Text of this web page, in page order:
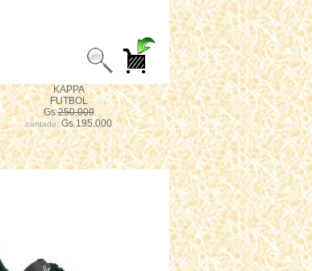
KAPPA
FUTBOL
Gs250.000
contado: Gs 195.000